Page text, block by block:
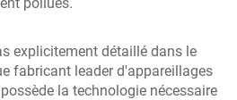
explicitement détaillé dans le
fabricant leader d'appareillages
la technologie nécessaire